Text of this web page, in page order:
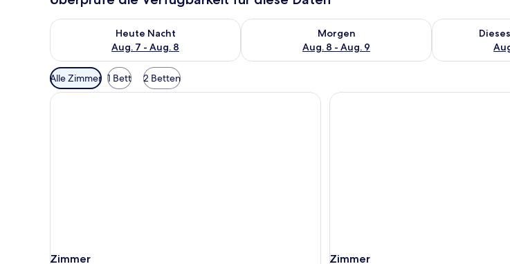
Heute Nacht
Aug. 7 - Aug. 8
Überprüfe die Verfügbarkeit für heute Nacht, Aug. 7 - Aug. 8.
Morgen
Aug. 8 - Aug. 9
Überprüfe die Verfügbarkeit für morgen, Aug. 8 - Aug.
Überprüfe die
Verfügbare
Filter
für
Alle Zimmer 1 Bett 2 Betten
Zimmer Zimmer